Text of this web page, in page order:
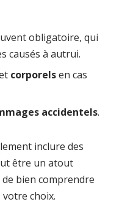
obligatoire, qui
causés à autrui.
corporelsen cas
accidentels.
inclure des
être un atout
bien comprendre
choix.